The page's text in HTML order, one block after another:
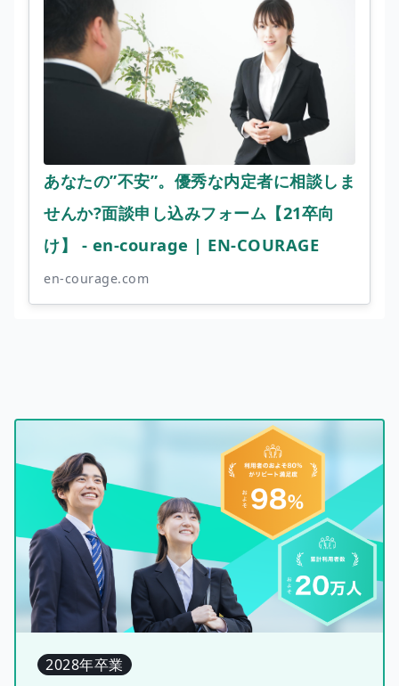
あなたの”不安”。優秀な内定者に相談しま
せんか?面談申し込みフォーム【21卒向
け】 - en-courage | EN-COURAGE
en-courage.com
2028年卒業